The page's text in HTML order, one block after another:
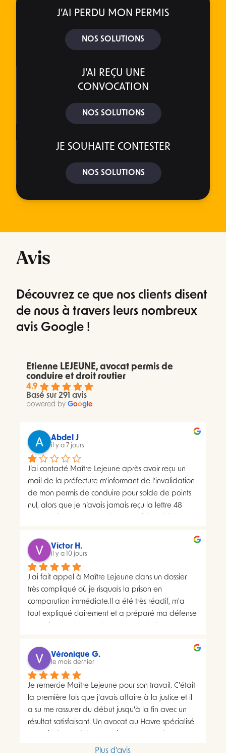
J’AI PERDU MON PERMIS
NOS SOLUTIONS
J’AI REÇU UNE
CONVOCATION
NOS SOLUTIONS
JE SOUHAITE CONTESTER
NOS SOLUTIONS
Avis
Découvrez ce que nos clients disent
de nous à travers leurs nombreux
avis Google !
Etienne LEJEUNE, avocat permis de
conduire et droit routier
4.9
Basé sur 291 avis
powered by Goog e
Abdel J
il y a 7 jours
J’ai contacté Maître Lejeune après avoir reçu un
mail de la préfecture m’informant de l’invalidation
de mon permis de conduire pour solde de points
nul, alors que je n’avais jamais reçu la lettre 48
distributions à deux dates différentes, ce qui me
semblait présenter une anomalie nécessitant une
analyse juridique.Après avoir consulté les
nombreux avis positifs concernant Maître Lejeune,
je lui ai envoyé par courriel l’intégralité de mon
dossier. Je lui ai également demandé, à plusieurs
reprises, de m’indiquer clairement le montant de
proposé un rendez-vous de 30 minutes facturé
200 euros. Pourtant, il disposait déjà de toutes les
pièces de mon dossier et semblait considérer que
les chances de succès d’un recours étaient très
faibles. Lorsque je lui ai demandé si le prix de
cette consultation serait ensuite déduit d’un
éventuel forfait de recours, sa réponse est restée
ce qu’il est possible de faire ou non. »Lors de
Victor H.
il y a 10 jours
J'ai fait appel à Maître Lejeune dans un dossier
très compliqué où je risquais la prison en
comparution immédiate.Il a été très réactif, m'a
tout expliqué clairement et a préparé ma défense
sérieux, humain et très investi. Merci encore pour
tout, je le recommande sans hésiter.
Véronique G.
le mois dernier
Je remercie Maître Lejeune pour son travail. C'était
la première fois que j'avais affaire à la justice et il
a su me rassurer du début jusqu'à la fin avec un
résultat satisfaisant. Un avocat au Havre spécialisé
Plus d'avis